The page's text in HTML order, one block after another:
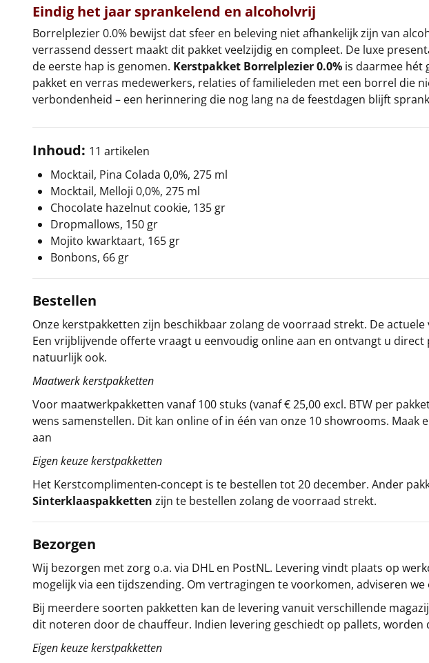
Eindig het jaar sprankelend en alcoholvrij
Borrelplezier 0.0% bewijst dat sfeer en beleving niet afhankelijk zijn van
verrassend dessert maakt dit pakket veelzijdig en compleet. De luxe
de eerste hap is genomen. Kerstpakket Borrelplezier 0.0% is daarmee hét
pakket en verras medewerkers, relaties of familieleden met een borrel die
verbondenheid – een herinnering die nog lang na de feestdagen blijft
Inhoud: 11 artikelen
Mocktail, Pina Colada 0,0%, 275 ml
Mocktail, Melloji 0,0%, 275 ml
Chocolate hazelnut cookie, 135 gr
Dropmallows, 150 gr
Mojito kwarktaart, 165 gr
Bonbons, 66 gr
Bestellen
Onze kerstpakketten zijn beschikbaar zolang de voorraad strekt. De
Een vrijblijvende offerte vraagt u eenvoudig online aan en ontvangt u
natuurlijk ook.
Maatwerk kerstpakketten
Voor maatwerkpakketten vanaf 100 stuks (vanaf € 25,00 excl. BTW per
wens samenstellen. Dit kan online of in één van onze 10 showrooms. Maak
aan
Eigen keuze kerstpakketten
Het Kerstcomplimenten-concept is te bestellen tot 20 december. Ander
Sinterklaaspakketten zijn te bestellen zolang de voorraad strekt.
Bezorgen
Wij bezorgen met zorg o.a. via DHL en PostNL. Levering vindt plaats op
mogelijk via een tijdszending. Om vertragingen te voorkomen, adviseren
Bij meerdere soorten pakketten kan de levering vanuit verschillende
dit noteren door de chauffeur. Indien levering geschiedt op pallets,
Eigen keuze kerstpakketten